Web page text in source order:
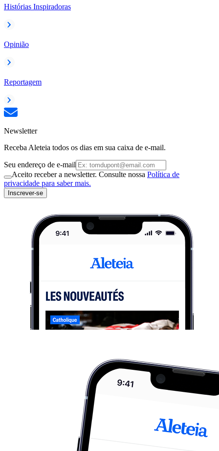
Histórias Inspiradoras
Opinião
Reportagem
Newsletter
Receba Aleteia todos os dias em sua caixa de e-mail.
Seu endereço de e-mail
Aceito receber a newsletter. Consulte nossa Política de
privacidade para saber mais.
Inscrever-se